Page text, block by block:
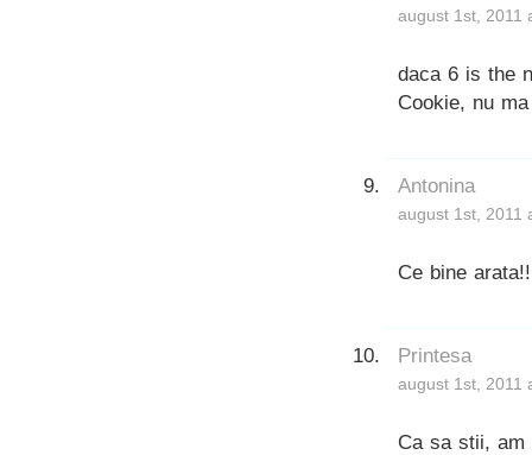
august 1st, 2011
daca 6 is the
Cookie, nu
Antonina
august 1st, 2011
Ce bine
Printesa
august 1st, 2011
Ca sa stii, am